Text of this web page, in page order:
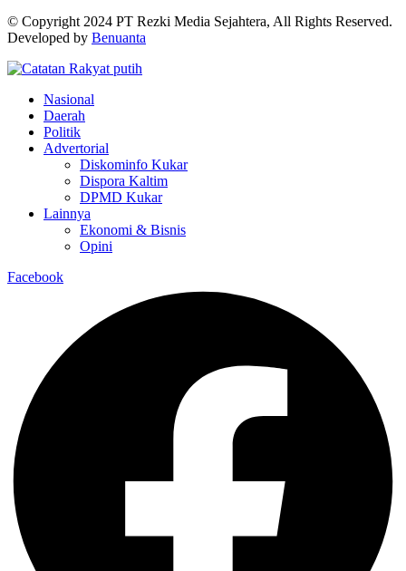
© Copyright 2024 PT Rezki Media Sejahtera, All Rights Reserved.
Developed by Benuanta
Nasional
Daerah
Politik
Advertorial
Diskominfo Kukar
Dispora Kaltim
DPMD Kukar
Lainnya
Ekonomi & Bisnis
Opini
Facebook